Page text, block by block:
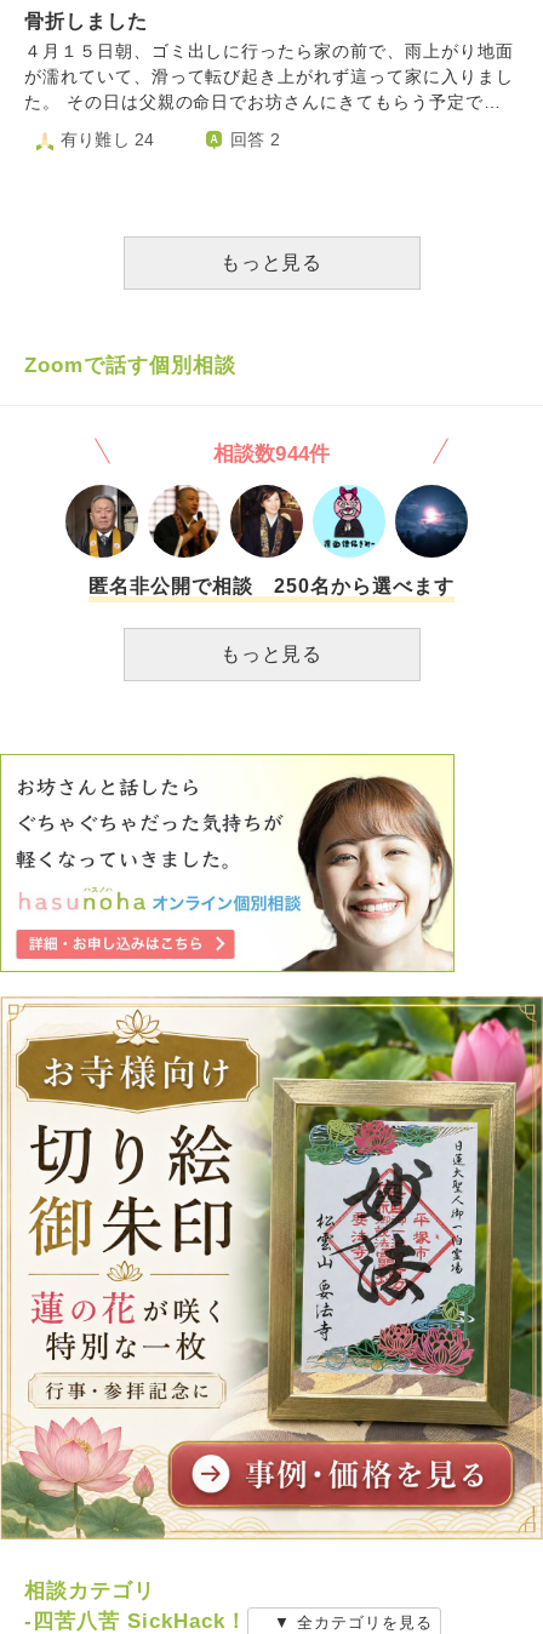
か、永遠に一緒にいられるのか、それも気になっています。
何が最善なのか、どうかお聞かせください。
わせていれば、想いは届くものでしょうか？ 教えていただ
けたら幸いです。 よろしくお願いいたします。
骨折しました
４月１５日朝、ゴミ出しに行ったら家の前で、雨上がり地面
が濡れていて、滑って転び起き上がれず這って家に入りまし
た。 その日は父親の命日でお坊さんにきてもらう予定でし
た。 お坊さんにお務めして頂いた後救急車呼んで病院行っ
たら大腿骨骨折で只今入院中です。 私は父母姉を失くし毎
かの骨折入院するなんて、先祖父親が何か怒ってるのでしょ
有り難し 24 回答 2
もっと見る
Zoomで話す個別相談
相談数944件
匿名非公開で相談 250名から選べます
もっと見る
相談カテゴリ
-四苦八苦 SickHack！
▼ 全カテゴリを見る